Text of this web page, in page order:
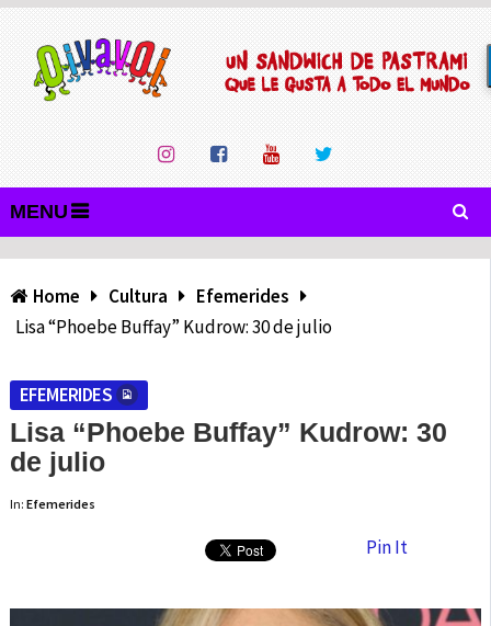
MENU
Home Cultura
Efemerides
Lisa “Phoebe Buffay” Kudrow: 30 de julio
EFEMERIDES
Lisa “Phoebe Buffay” Kudrow: 30
de julio
In: Efemerides
Pin It